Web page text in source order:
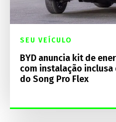
SEU VEÍCULO
BYD anuncia kit de
com instalação
do Song Pro Flex